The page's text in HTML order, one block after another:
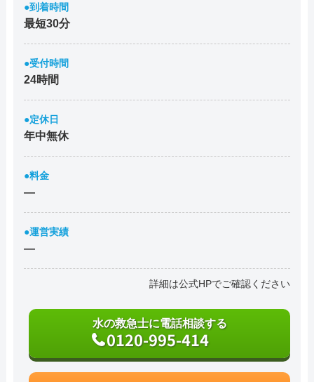
●到着時間
最短30分
●受付時間
24時間
●定休日
年中無休
●料金
―
●運営実績
―
詳細は公式HPでご確認ください
水の救急士に電話相談する
0120-995-414